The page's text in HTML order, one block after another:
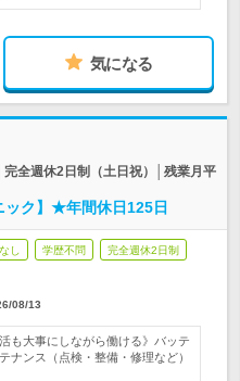
気になる
全週休2日制（土日祝）│残業月平
ック】★年間休日125日
し 学歴不問 完全週休2日制
08/13
も大事にしながら働ける》バッテ
ナンス（点検・整備・修理など）